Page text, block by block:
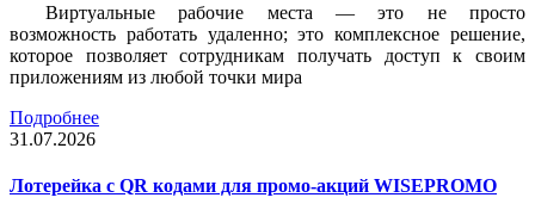
Виртуальные рабочие места — это не просто
возможность работать удаленно; это комплексное решение,
которое позволяет сотрудникам получать доступ к своим
приложениям из любой точки мира
Подробнее
31.07.2026
Лотерейка c QR кодами для промо-акций WISEPROMO